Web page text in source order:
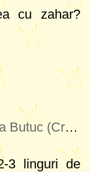
cu zahar?
Butuc (CristinaButuc651)
3 linguri de